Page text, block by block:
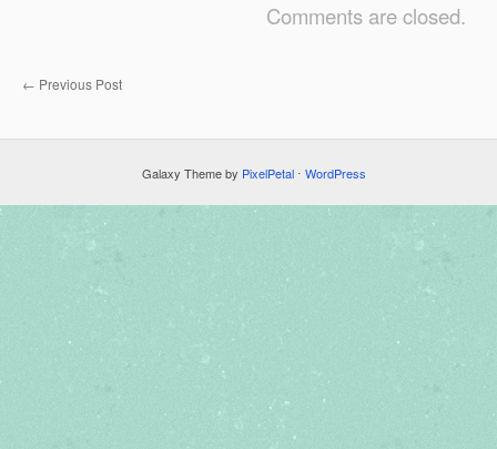
Comments are closed.
← Previous Post
Galaxy Theme by PixelPetal ⋅ WordPress